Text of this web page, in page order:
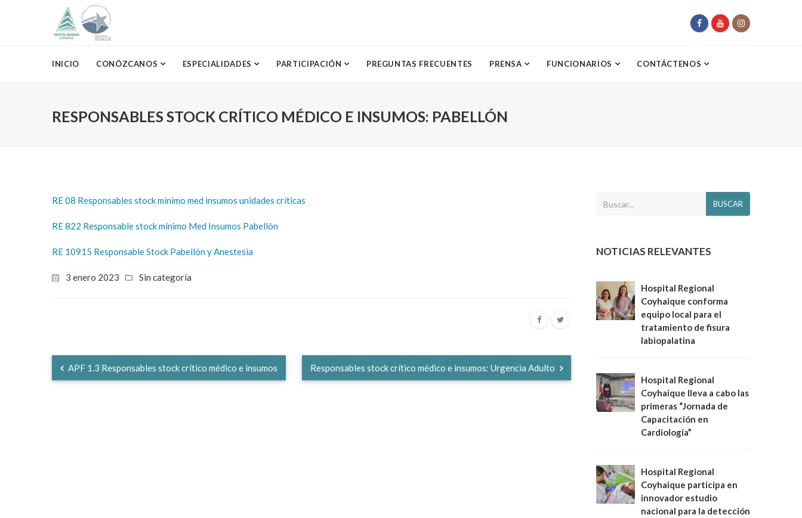
INICIO CONÓZCANOS ESPECIALIDADES PARTICIPACIÓN PREGUNTAS FRECUENTES PRENSA FUNCIONARIOS CONTÁCTENOS
RESPONSABLES STOCK CRÍTICO MÉDICO E INSUMOS: PABELLÓN
RE 08 Responsables stock mínimo med insumos unidades críticas
RE 822 Responsable stock mínimo Med Insumos Pabellón
RE 10915 Responsable Stock Pabellón y Anestesia
3 enero 2023 Sin categoría
APF 1.3 Responsables stock crítico médico e insumos Responsables stock crítico médico e insumos: Urgencia Adulto
BUSCAR
NOTICIAS RELEVANTES
Hospital Regional
Coyhaique conforma
equipo local para el
tratamiento de fisura
labiopalatina
Hospital Regional
Coyhaique lleva a cabo las
primeras “Jornada de
Capacitación en
Cardiología”
Hospital Regional
Coyhaique participa en
innovador estudio
nacional para la detección